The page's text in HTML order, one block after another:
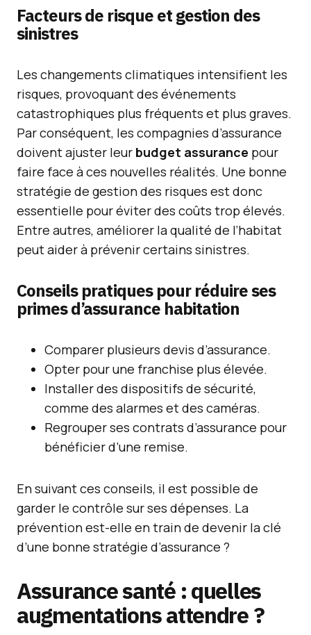
Facteurs de risque et gestion des
sinistres
Les changements climatiques intensifient les
risques, provoquant des événements
catastrophiques plus fréquents et plus graves.
Par conséquent, les compagnies d’assurance
doivent ajuster leur budget assurance pour
faire face à ces nouvelles réalités. Une bonne
stratégie de gestion des risques est donc
essentielle pour éviter des coûts trop élevés.
Entre autres, améliorer la qualité de l’habitat
peut aider à prévenir certains sinistres.
Conseils pratiques pour réduire ses
primes d’assurance habitation
Comparer plusieurs devis d’assurance.
Opter pour une franchise plus élevée.
Installer des dispositifs de sécurité,
comme des alarmes et des caméras.
Regrouper ses contrats d’assurance pour
bénéficier d’une remise.
En suivant ces conseils, il est possible de
garder le contrôle sur ses dépenses. La
prévention est-elle en train de devenir la clé
d’une bonne stratégie d’assurance ?
Assurance santé : quelles
augmentations attendre ?